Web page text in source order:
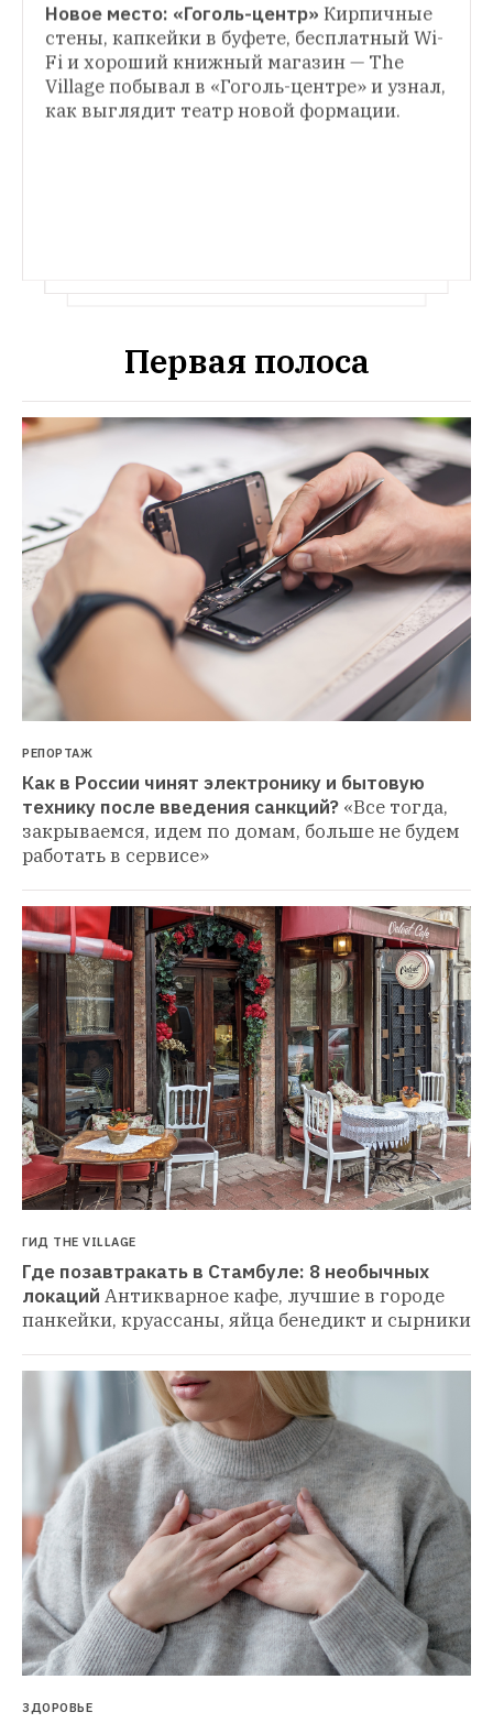
ТЕАТР
Что происходило с «Гоголь-центром»
при Серебренникове The Village
Роман Супер — о «Гоголь-центре»
и жестокой МосквеИнтересные люди в
Москве и Петербурге говорят с The Village
о своих любимых местах в городе
Новое место: «Гоголь-центр» Кирпичные
стены, капкейки в буфете, бесплатный Wi-
Fi и хороший книжный магазин — The
Village побывал в «Гоголь-центре» и узнал,
как выглядит театр новой формации.
Первая полоса
РЕПОРТАЖ
Как в России чинят электронику и бытовую
технику после введения санкций? «Все тогда,
закрываемся, идем по домам, больше не будем
работать в сервисе»
ГИД THE VILLAGE
Где позавтракать в Стамбуле: 8 необычных
локаций Антикварное кафе, лучшие в городе
панкейки, круассаны, яйца бенедикт и сырники
ЗДОРОВЬЕ